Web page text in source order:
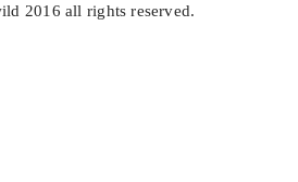
2016 all rights reserved.